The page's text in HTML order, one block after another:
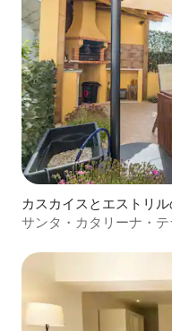
カスカイスとエストリ
スイート
サンタ・カタリーナ・テ